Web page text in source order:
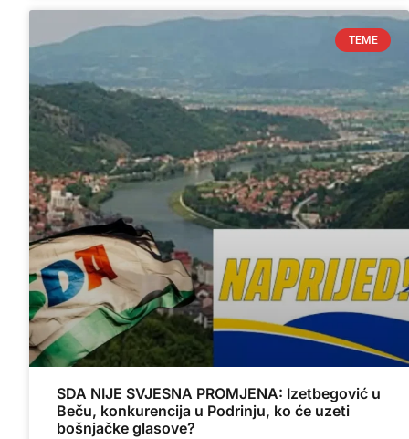
TEME
SDA NIJE SVJESNA PROMJENA: Izetbegović u
Beču, konkurencija u Podrinju, ko će uzeti
bošnjačke glasove?